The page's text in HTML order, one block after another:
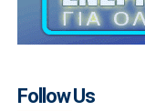
Follow Us